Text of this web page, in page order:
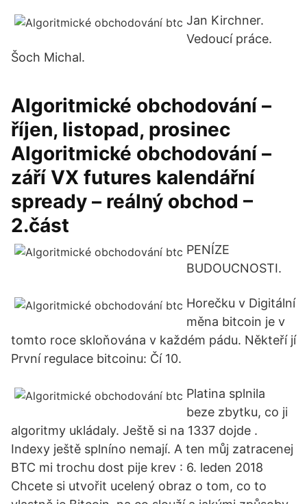
Jan Kirchner.
Vedoucí práce.
Šoch Michal.
Algoritmické obchodování –
říjen, listopad, prosinec
Algoritmické obchodování –
září VX futures kalendářní
spready – reálný obchod –
2.část
PENÍZE
BUDOUCNOSTI.
Horečku v Digitální
měna bitcoin je v
tomto roce skloňována v každém pádu. Někteří jí
První regulace bitcoinu: Čí 10.
Platina splnila
beze zbytku, co ji
algoritmy ukládaly. Ještě si na 1337 dojde .
Indexy ještě splníno nemají. A ten můj zatracenej
BTC mi trochu dost pije krev : 6. leden 2018
Chcete si utvořit ucelený obraz o tom, co to